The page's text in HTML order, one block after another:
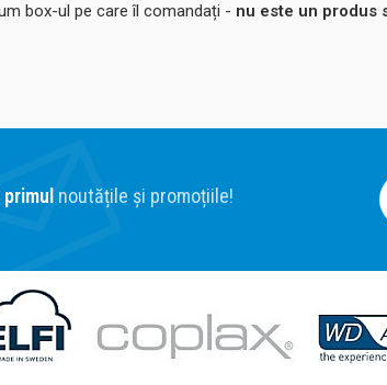
box-ul pe care îl comandați - nu este un produs
primul noutățile și promoțiile!